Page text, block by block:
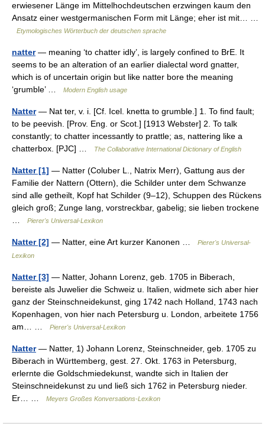
erwiesener Länge im Mittelhochdeutschen erzwingen kaum den
Ansatz einer westgermanischen Form mit Länge; eher ist mit… …
Etymologisches Wörterbuch der deutschen sprache
natter— meaning ‘to chatter idly’, is largely confined to BrE. It
seems to be an alteration of an earlier dialectal word gnatter,
which is of uncertain origin but like natter bore the meaning
‘grumble’ …
Modern English usage
Natter— Nat ter, v. i. [Cf. Icel. knetta to grumble.] 1. To find fault;
to be peevish. [Prov. Eng. or Scot.] [1913 Webster] 2. To talk
constantly; to chatter incessantly to prattle; as, nattering like a
chatterbox. [PJC] …
The Collaborative International Dictionary of English
Natter [1] — Natter (Coluber L., Natrix Merr), Gattung aus der
Familie der Nattern (Ottern), die Schilder unter dem Schwanze
sind alle getheilt, Kopf hat Schilder (9–12), Schuppen des Rückens
gleich groß; Zunge lang, vorstreckbar, gabelig; sie lieben trockene
Pierer's Universal-Lexikon
Natter [2] — Natter, eine Art kurzer Kanonen …
Pierer's Universal-
Lexikon
Natter [3] — Natter, Johann Lorenz, geb. 1705 in Biberach,
bereiste als Juwelier die Schweiz u. Italien, widmete sich aber hier
ganz der Steinschneidekunst, ging 1742 nach Holland, 1743 nach
Kopenhagen, von hier nach Petersburg u. London, arbeitete 1756
am… …
Pierer's Universal-Lexikon
Natter— Natter, 1) Johann Lorenz, Steinschneider, geb. 1705 zu
Biberach in Württemberg, gest. 27. Okt. 1763 in Petersburg,
erlernte die Goldschmiedekunst, wandte sich in Italien der
Steinschneidekunst zu und ließ sich 1762 in Petersburg nieder.
Er… …
Meyers Großes Konversations-Lexikon